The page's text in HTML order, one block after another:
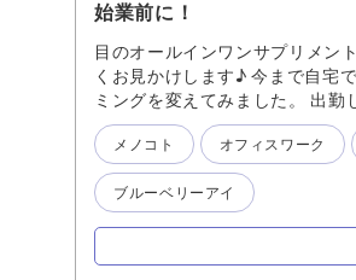
始業前に！
目のオールインワンサプリメン
くお見かけします♪ 今まで自宅
ミングを変えてみました。 出勤
始スイッチが入る気がします！
エネルギーチャージ！ 私は瞳の
メノコト オフィスワーク
ブルーベリーアイ